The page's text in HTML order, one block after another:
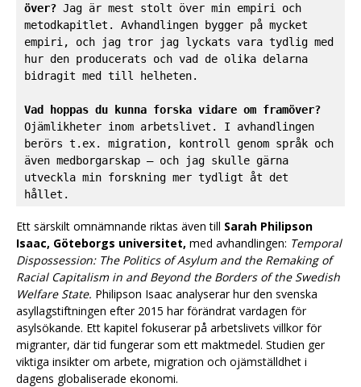
över? Jag är mest stolt över min empiri och
metodkapitlet. Avhandlingen bygger på mycket
empiri, och jag tror jag lyckats vara tydlig med
hur den producerats och vad de olika delarna
bidragit med till helheten.
Vad hoppas du kunna forska vidare om framöver?
Ojämlikheter inom arbetslivet. I avhandlingen
berörs t.ex. migration, kontroll genom språk och
även medborgarskap – och jag skulle gärna
utveckla min forskning mer tydligt åt det
hållet.
Ett särskilt omnämnande riktas även till Sarah Philipson
Isaac, Göteborgs universitet, med avhandlingen: Temporal
Dispossession: The Politics of Asylum and the Remaking of
Racial Capitalism in and Beyond the Borders of the Swedish
Welfare State. Philipson Isaac analyserar hur den svenska
asyllagstiftningen efter 2015 har förändrat vardagen för
asylsökande. Ett kapitel fokuserar på arbetslivets villkor för
migranter, där tid fungerar som ett maktmedel. Studien ger
viktiga insikter om arbete, migration och ojämställdhet i
dagens globaliserade ekonomi.